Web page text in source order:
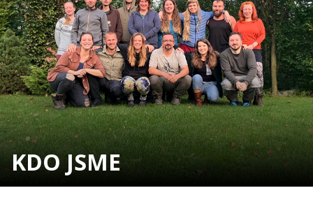
KDO JSME